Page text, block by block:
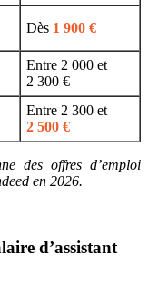
Dès 1 900 €
Entre 2 000 et
2 300 €
Entre 2 300 et
2 500 €
des offres d’emploi
en 2026.
d’assistant